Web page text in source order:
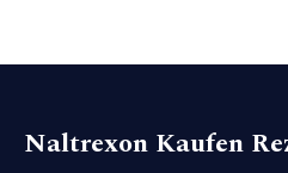
Naltrexon Kaufen